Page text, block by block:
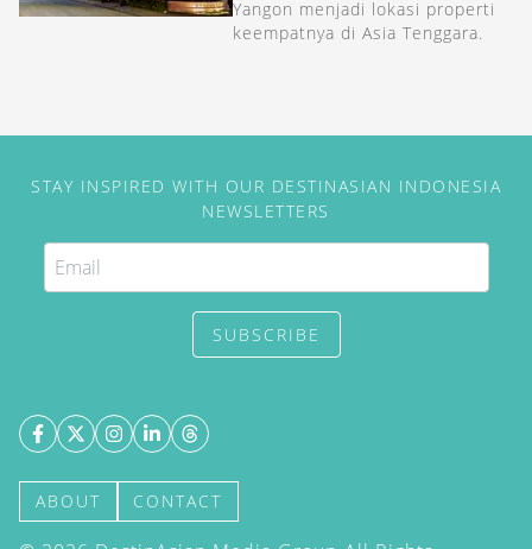
Yangon menjadi lokasi properti
keempatnya di Asia Tenggara.
STAY INSPIRED WITH OUR DESTINASIAN INDONESIA
NEWSLETTERS
SUBSCRIBE
ABOUT CONTACT